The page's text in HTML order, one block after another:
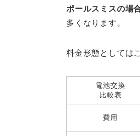
ポールスミスの場
多くなります。
料金形態としては
電池交換
比較表
費用